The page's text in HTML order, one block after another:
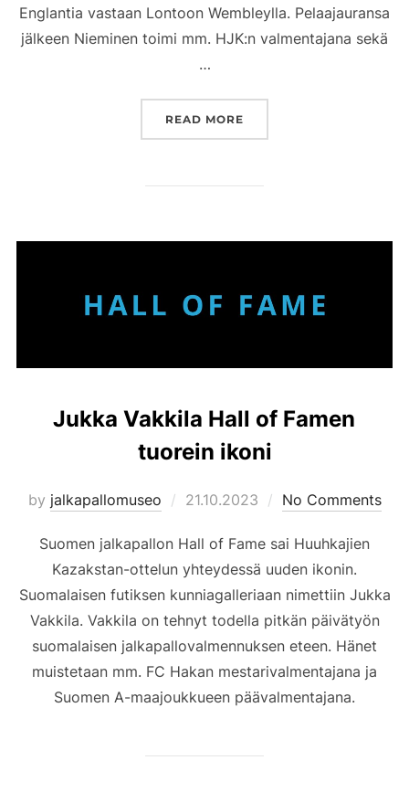
Englantia vastaan Lontoon Wembleylla. Pelaajauransa
jälkeen Nieminen toimi mm. HJK:n valmentajana sekä
…
READ MORE
Jukka Vakkila Hall of Famen
tuorein ikoni
by jalkapallomuseo
Posted
21.10.2023 No Comments
Suomen jalkapallon Hall of Fame sai Huuhkajien
Kazakstan-ottelun yhteydessä uuden ikonin.
Suomalaisen futiksen kunniagalleriaan nimettiin Jukka
Vakkila. Vakkila on tehnyt todella pitkän päivätyön
suomalaisen jalkapallovalmennuksen eteen. Hänet
muistetaan mm. FC Hakan mestarivalmentajana ja
Suomen A-maajoukkueen päävalmentajana.